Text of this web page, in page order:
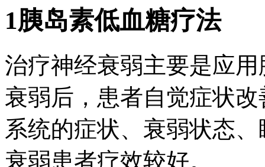
1胰岛素低血糖疗法
治疗神经衰弱主要是应
衰弱后，患者自觉症状
系统的症状、衰弱状态
衰弱患者疗效较好。